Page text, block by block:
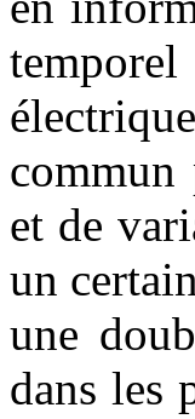
et de
un
une
dans les